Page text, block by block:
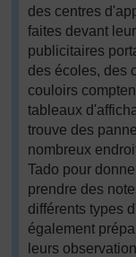
des centres
faites devant
publicitaires
des écoles, des
couloirs
tableaux
trouve des
nombreux
Tado pour
prendre des
différents types
également
leurs